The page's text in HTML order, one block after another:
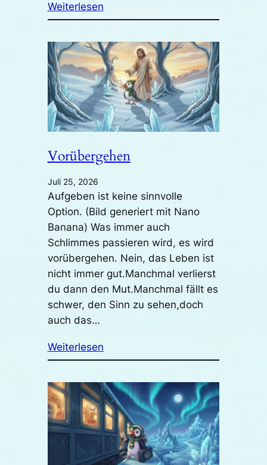
Weiterlesen
Vorübergehen
Juli 25, 2026
Aufgeben ist keine sinnvolle
Option. (Bild generiert mit Nano
Banana) Was immer auch
Schlimmes passieren wird, es wird
vorübergehen. Nein, das Leben ist
nicht immer gut.Manchmal verlierst
du dann den Mut.Manchmal fällt es
schwer, den Sinn zu sehen,doch
auch das…
Weiterlesen